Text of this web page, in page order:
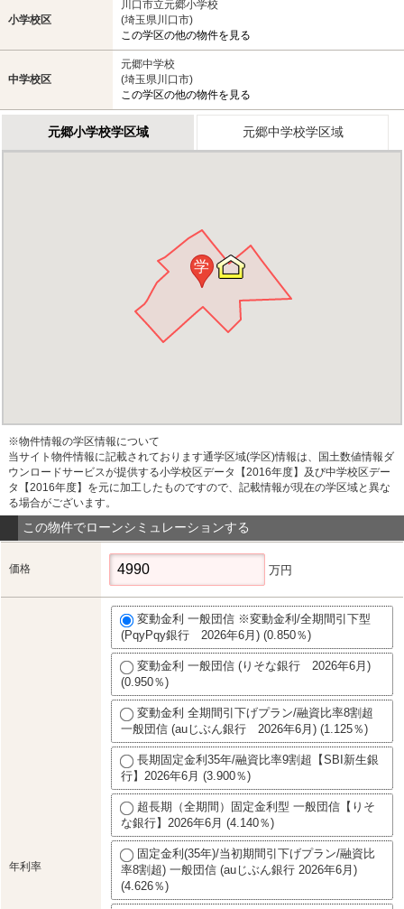
小学校区
川口市立元郷小学校
(埼玉県川口市)
この学区の他の物件を見る
中学校区
元郷中学校
(埼玉県川口市)
この学区の他の物件を見る
元郷小学校学区域 元郷中学校学区域
学
※物件情報の学区情報について
当サイト物件情報に記載されております通学区域(学区)情報は、国土数値情報ダ
ウンロードサービスが提供する小学校区データ【2016年度】及び中学校区デー
タ【2016年度】を元に加工したものですので、記載情報が現在の学区域と異な
る場合がございます。
この物件でローンシミュレーションする
価格 万円
年利率
変動金利 一般団信 ※変動金利/全期間引下型
(PqyPqy銀行 2026年6月) (0.850％)
変動金利 一般団信 (りそな銀行 2026年6月)
(0.950％)
変動金利 全期間引下げプラン/融資比率8割超
一般団信 (auじぶん銀行 2026年6月) (1.125％)
長期固定金利35年/融資比率9割超【SBI新生銀
行】2026年6月 (3.900％)
超長期（全期間）固定金利型 一般団信【りそ
な銀行】2026年6月 (4.140％)
固定金利(35年)/当初期間引下げプラン/融資比
率8割超) 一般団信 (auじぶん銀行 2026年6月)
(4.626％)